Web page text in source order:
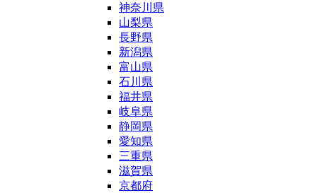
神奈川県
山梨県
長野県
新潟県
富山県
石川県
福井県
岐阜県
静岡県
愛知県
三重県
滋賀県
京都府